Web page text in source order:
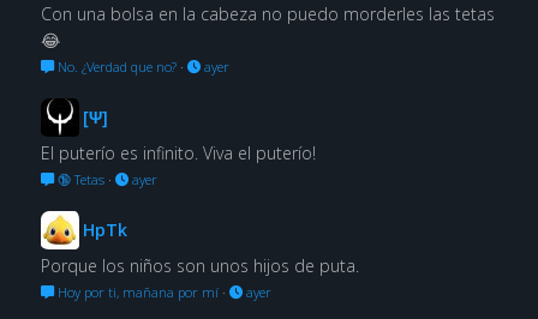
Con una bolsa en la cabeza no puedo morderles las tetas
😂
No. ¿Verdad que no?· ayer
[Ψ]
El puterío es infinito. Viva el puterío!
🔞 Tetas· ayer
HpTk
Porque los niños son unos hijos de puta.
Hoy por ti, mañana por mí· ayer